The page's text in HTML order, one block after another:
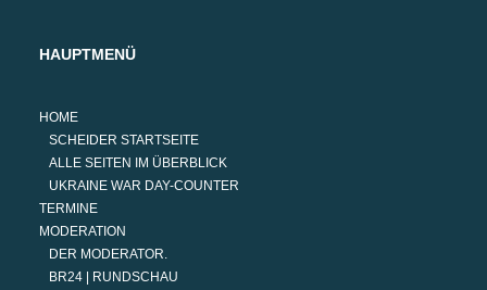
HAUPTMENÜ
HOME
SCHEIDER STARTSEITE
ALLE SEITEN IM ÜBERBLICK
UKRAINE WAR DAY-COUNTER
TERMINE
MODERATION
DER MODERATOR.
BR24 | RUNDSCHAU